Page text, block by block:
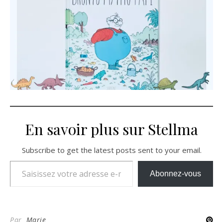
En savoir plus sur Stellma
Subscribe to get the latest posts sent to your email.
Saisissez votre adresse e-mail…
Abonnez-vous
Par Marie